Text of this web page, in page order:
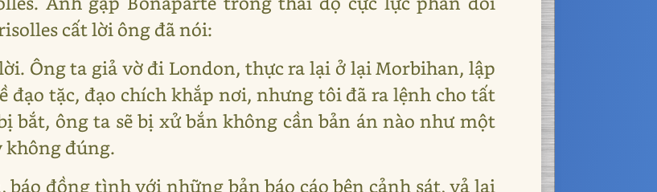
cất lời ông đã nói:
Ông ta giả vờ đi London, thực ra lại ở lại Morbihan, lập
đạo tặc, đạo chích khắp nơi, nhưng tôi đã ra lệnh cho tất
bắt, ông ta sẽ bị xử bắn không cần bản án nào như một
không đúng.
báo đồng tình với những bản báo cáo bên cảnh sát, vả lại